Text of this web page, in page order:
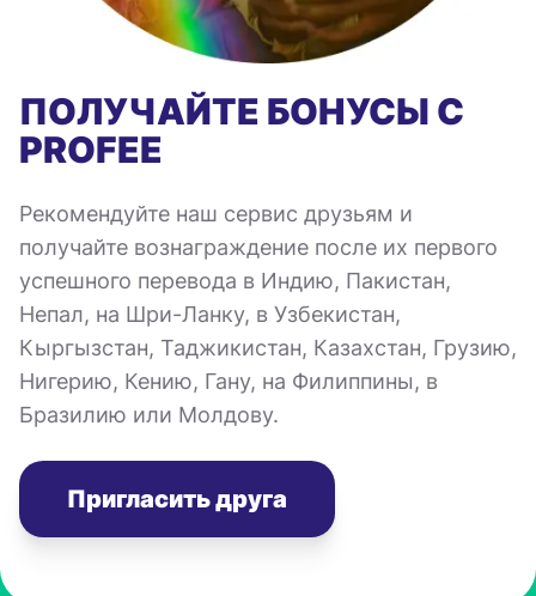
ПОЛУЧАЙТЕ БОНУСЫ С
PROFEE
Рекомендуйте наш сервис друзьям и
получайте вознаграждение после их первого
успешного перевода в Индию, Пакистан,
Непал, на Шри-Ланку, в Узбекистан,
Кыргызстан, Таджикистан, Казахстан, Грузию,
Нигерию, Кению, Гану, на Филиппины, в
Бразилию или Молдову.
Пригласить друга